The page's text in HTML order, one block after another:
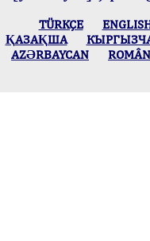
TÜRKÇE
ҚАЗАҚША
AZӘRBAYCAN